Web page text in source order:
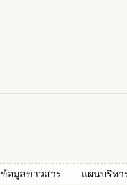
อมูลข่าวสาร แผนบริหา